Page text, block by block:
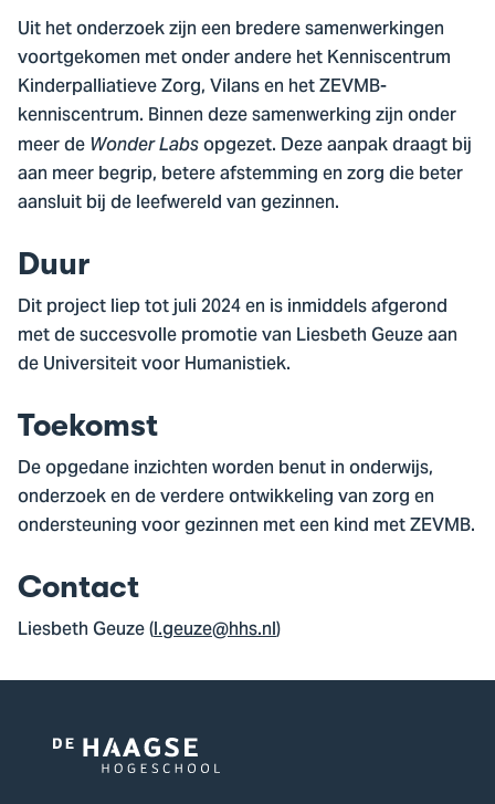
Uit het onderzoek zijn een bredere samenwerkingen
voortgekomen met onder andere het Kenniscentrum
Kinderpalliatieve Zorg, Vilans en het ZEVMB-
kenniscentrum. Binnen deze samenwerking zijn onder
meer de Wonder Labsopgezet. Deze aanpak draagt bij
aan meer begrip, betere afstemming en zorg die beter
aansluit bij de leefwereld van gezinnen.
Duur
Dit project liep tot juli 2024 en is inmiddels afgerond
met de succesvolle promotie van Liesbeth Geuze aan
de Universiteit voor Humanistiek.
Toekomst
De opgedane inzichten worden benut in onderwijs,
onderzoek en de verdere ontwikkeling van zorg en
ondersteuning voor gezinnen met een kind met ZEVMB.
Contact
Liesbeth Geuze (l.geuze@hhs.nl)
Logo